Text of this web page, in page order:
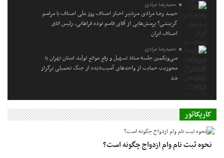
حمیدرضا مرادی
حمید رضا مرادی سردبیر اخبار اصناف روز ملی اصناف یا مراسم
گزینشی؟ پرسش‌هایی از آقای قاسم نوده فراهانی، رئیس اتاق
اصناف ایران
حمیدرضا مرادی
سی‌ویکمین جلسه ستاد تسهیل و رفع موانع تولید استان تهران با
محوریت حمایت از واحدهای آسیب‌دیده از جنگ تحمیلی برگزار
شد
کاریکاتور
نحوه ثبت نام وام ازدواج چگونه است؟